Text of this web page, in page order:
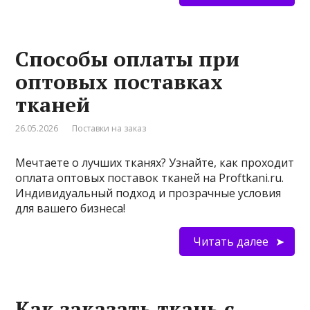
Способы оплаты при
оптовых поставках
тканей
26.05.2026 Поставки на заказ
Мечтаете о лучших тканях? Узнайте, как проходит
оплата оптовых поставок тканей на Proftkani.ru.
Индивидуальный подход и прозрачные условия
для вашего бизнеса!
Читать далее